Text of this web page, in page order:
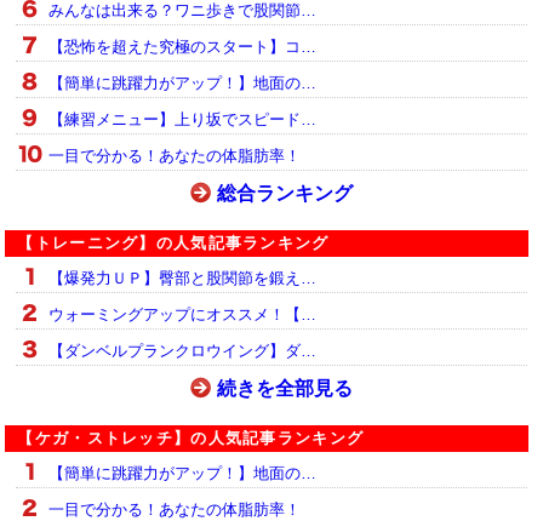
みんなは出来る？ワニ歩きで股関節…
【恐怖を超えた究極のスタート】コ…
【簡単に跳躍力がアップ！】地面の…
【練習メニュー】上り坂でスピード…
一目で分かる！あなたの体脂肪率！
総合ランキング
【トレーニング】の人気記事ランキング
【爆発力ＵＰ】臀部と股関節を鍛え…
ウォーミングアップにオススメ！【…
【ダンベルプランクロウイング】ダ…
続きを全部見る
【ケガ・ストレッチ】の人気記事ランキング
【簡単に跳躍力がアップ！】地面の…
一目で分かる！あなたの体脂肪率！